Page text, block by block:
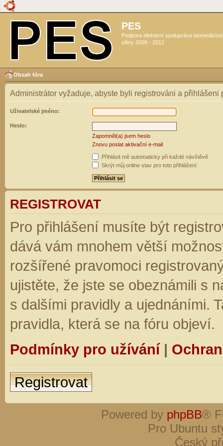
PES
Podpora efektivní spolupráce
sféry 2009 - 2012
Obsah fóra
Administrátor vyžaduje, abyste byli registrováni a přihlášeni
Uživatelské jméno:
Heslo:
Zapomněl(a) jsem heslo
Znovu poslat aktivační e-mail
Přihlásit mě automaticky při každé návštěvě
Skrýt můj online stav pro toto přihlášení
REGISTROVAT
Pro přihlášení musíte být
dává vám mnohem větší
rozšířené pravomoci
ujistěte, že jste se obeznámili s
s dalšími pravidly a ujednáními.
pravidla, která se na fóru objeví.
Podmínky pro užívání|
Registrovat
Powered by phpBB®
Pro Ubuntu
Český